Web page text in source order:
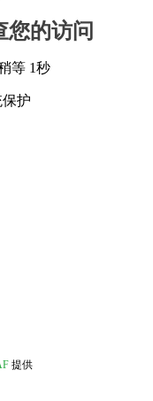
您的访问
等 1秒
护
提供